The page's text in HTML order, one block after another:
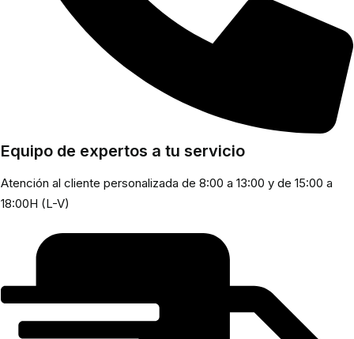
Equipo de expertos a tu servicio
Atención al cliente personalizada de 8:00 a 13:00 y de 15:00 a
18:00H (L-V)